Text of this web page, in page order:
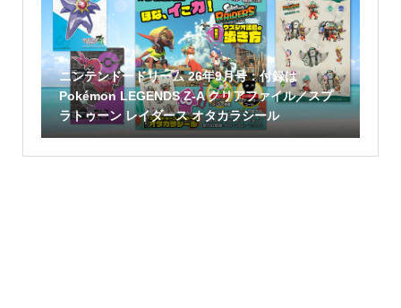
ニンテンドードリーム 26年9月号：付録は
Pokémon LEGENDS Z-A クリアファイル／スプ
ラトゥーン レイダース オタカラシール